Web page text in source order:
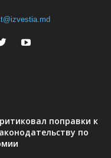
поправки к
по